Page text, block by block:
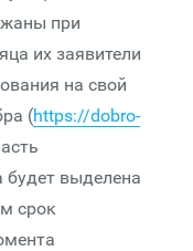
при
их заявители
на свой
(https://dobro-
выделена
срок